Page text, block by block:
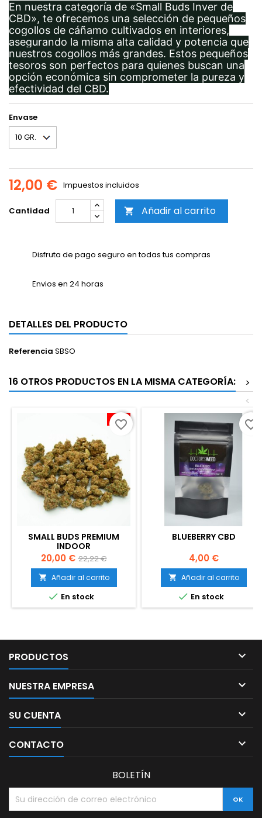
En nuestra categoría de «Small Buds Inver de
CBD», te ofrecemos una selección de pequeños
cogollos de cáñamo cultivados en interiores,
asegurando la misma alta calidad y potencia que
nuestros cogollos más grandes. Estos pequeños
tesoros son perfectos para quienes buscan una
opción económica sin comprometer la pureza y
efectividad del CBD.
Envase
12,00 € Impuestos incluidos
Cantidad  Añadir al carrito
Disfruta de pago seguro en todas tus compras
Envios en 24 horas
DETALLES DEL PRODUCTO
Referencia SBSO
16 OTROS PRODUCTOS EN LA MISMA CATEGORÍA:
>
<
-10%
SMALL BUDS PREMIUM
INDOOR
Precio
20,00 € Precio
base
22,22 €
 Añadir al carrito
 En stock
favorite_border
BLUEBERRY CBD
Precio
4,00 €
 Añadir al carrito
 En stock
favorite_border
PRODUCTOS 
NUESTRA EMPRESA 
SU CUENTA 
CONTACTO 
BOLETÍN